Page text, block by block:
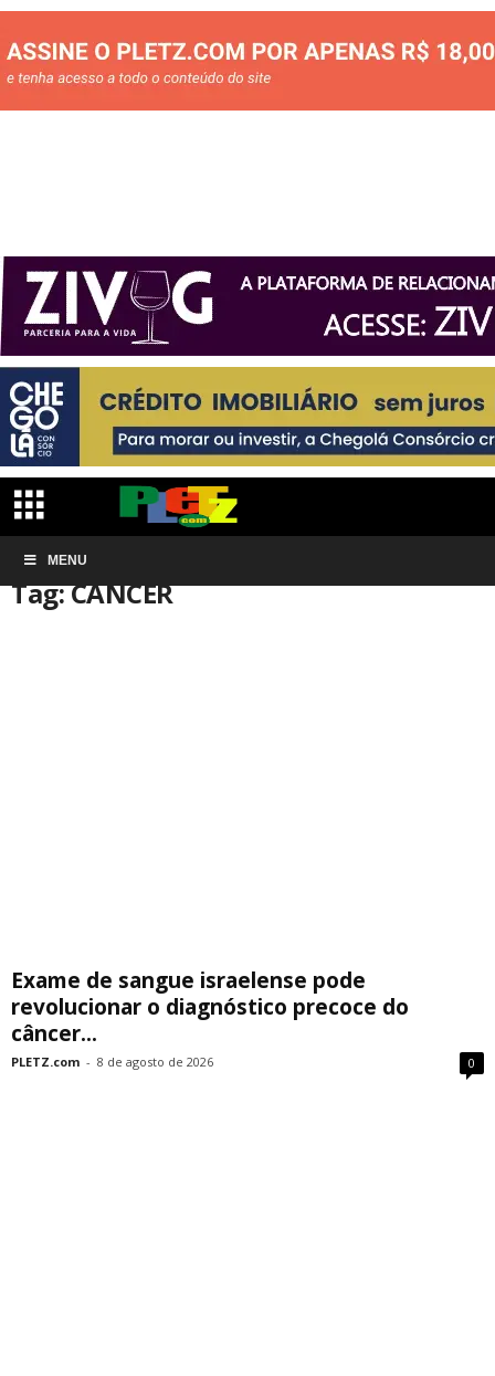
MENU
Início Tags
Tag: CÂNCER
Exame de sangue israelense pode
revolucionar o diagnóstico precoce do
câncer...
PLETZ.com - 8 de agosto de 2026 0